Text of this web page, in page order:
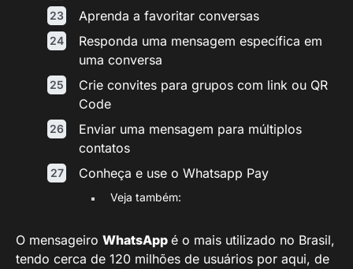
Aprenda a favoritar conversas
Responda uma mensagem específica em
uma conversa
Crie convites para grupos com link ou QR
Code
Enviar uma mensagem para múltiplos
contatos
Conheça e use o Whatsapp Pay
Veja também:
O mensageiro WhatsApp é o mais utilizado no Brasil,
tendo cerca de 120 milhões de usuários por aqui, de